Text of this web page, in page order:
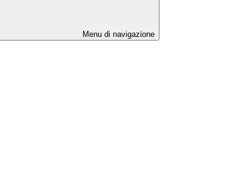
Menu di navigazione